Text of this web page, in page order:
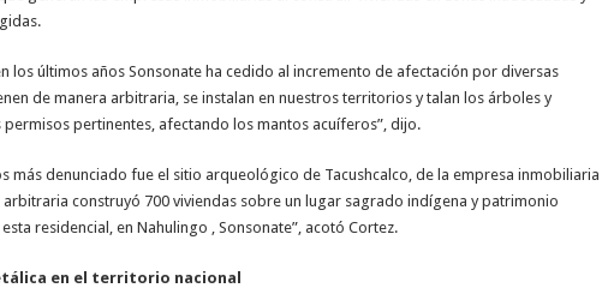
los últimos años Sonsonate ha cedido al incremento de afectación por diversas
de manera arbitraria, se instalan en nuestros territorios y talan los árboles y
permisos pertinentes, afectando los mantos acuíferos”, dijo.
más denunciado fue el sitio arqueológico de Tacushcalco, de la empresa inmobiliaria
arbitraria construyó 700 viviendas sobre un lugar sagrado indígena y patrimonio
residencial, en Nahulingo , Sonsonate”, acotó Cortez.
en el territorio nacional